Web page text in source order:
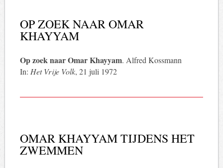
OP ZOEK NAAR OMAR
KHAYYAM
Op zoek naar Omar Khayyam. Alfred Kossmann
In: Het Vrije Volk, 21 juli 1972
OMAR KHAYYAM TIJDENS HET
ZWEMMEN